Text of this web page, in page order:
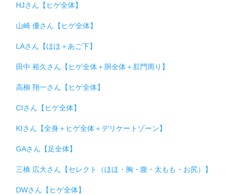
HJさん【ヒゲ全体】
山崎 優さん【ヒゲ全体】
LAさん【ほほ＋あご下】
田中 裕久さん【ヒゲ全体＋胴全体＋肛門周り】
高柳 翔一さん【ヒゲ全体】
CIさん【ヒゲ全体】
KIさん【全身＋ヒゲ全体＋デリケートゾーン】
GAさん【足全体】
三橋 広大さん【セレクト（ほほ・胸・腹・太もも・お尻）】
DWさん【ヒゲ全体】